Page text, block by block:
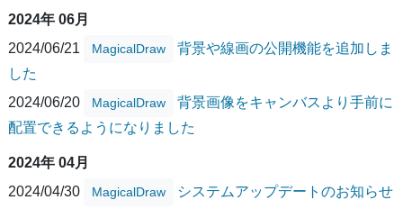
2024年 06月
2024/06/21
MagicalDraw
背景や線画の公開機能を追加しま
した
2024/06/20
MagicalDraw
背景画像をキャンバスより手前に
配置できるようになりました
2024年 04月
2024/04/30
MagicalDraw システムアップデートのお知らせ